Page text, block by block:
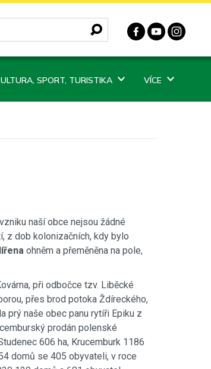
SPORT, TURISTIKA VÍCE
naší obce nejsou žádné
z dob kolonizačních, kdy bylo
ohněm a přeměněna na pole,
při odbočce tzv. Liběcké
přes brod potoka Ždíreckého,
prý naše obec panu rytíři Epiku z
prodán polenské
606 ha, Krucemburk 1186
domů se 405 obyvateli, v roce